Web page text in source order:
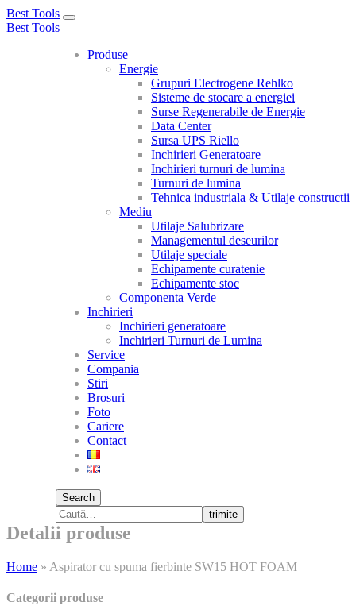
Best Tools
Toggle
Best Tools
Produse
Energie
Grupuri Electrogene Rehlko
Sisteme de stocare a energiei
Surse Regenerabile de Energie
Data Center
Sursa UPS Riello
Inchirieri Generatoare
Inchirieri turnuri de lumina
Turnuri de lumina
Tehnica industriala & Utilaje constructii
Mediu
Utilaje Salubrizare
Managementul deseurilor
Utilaje speciale
Echipamente curatenie
Echipamente stoc
Componenta Verde
Inchirieri
Inchirieri generatoare
Inchirieri Turnuri de Lumina
Service
Compania
Stiri
Brosuri
Foto
Cariere
Contact
Search
trimite
Detalii produse
Home » Aspirator cu spuma fierbinte SW15 HOT FOAM
Categorii produse